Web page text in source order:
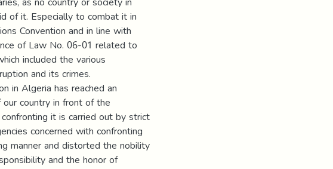
of it. Especially to combat it in
Convention and in line with
of Law No. 06-01 related to
included the various
and its crimes.
in Algeria has reached an
country in front of the
it is carried out by strict
concerned with confronting
manner and distorted the nobility
and the honor of